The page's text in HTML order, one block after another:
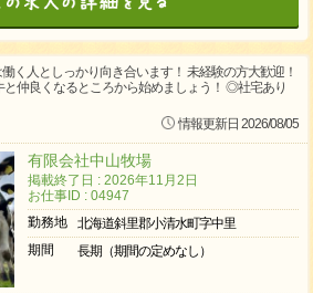
く人としっかり向き合います！ 未経験の方大歓迎！
と仲良くなるところから始めましょう！ ◎社宅あり
情報更新日 2026/08/05
有限会社中山牧場
掲載終了日 : 2026年11月2日
お仕事ID : 04947
勤務地
北海道斜里郡小清水町字中里
期間
長期（期間の定めなし）